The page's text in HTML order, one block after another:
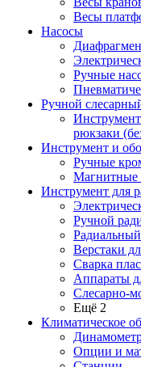
Весы
Насосы
Ручные
Ручной
рюкзаки
Инструмент и
Ручные
Магнитные
Инструмент для
Ручной
Верстаки
Сварка
Аппараты
Слесарно-
Ещё 2
Климатическое
Опции и